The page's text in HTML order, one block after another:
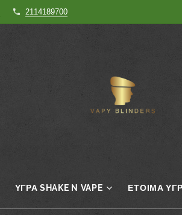
2114189700
ΥΓΡΆ SHAKE N VAPE ΈΤΟΙΜΑ